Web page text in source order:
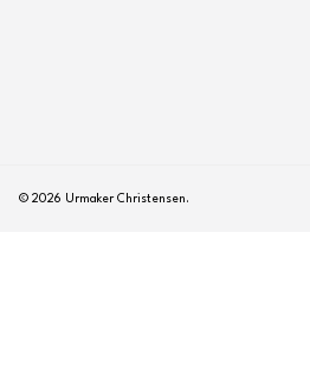
© 2026 Urmaker Christensen.